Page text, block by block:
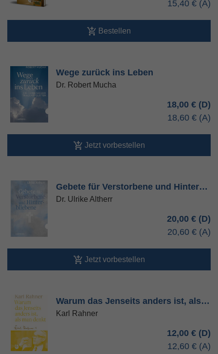
15,40 €
Bestellen
Wege zurück ins Leben
Dr. Robert Mucha
18,00 €
18,60 €
Jetzt vorbestellen
Gebete für Verstorbene und Hinter…
Dr. Ulrike Altherr
20,00 €
20,60 €
Jetzt vorbestellen
Warum das Jenseits anders ist, als…
Karl Rahner
12,00 €
12,60 €